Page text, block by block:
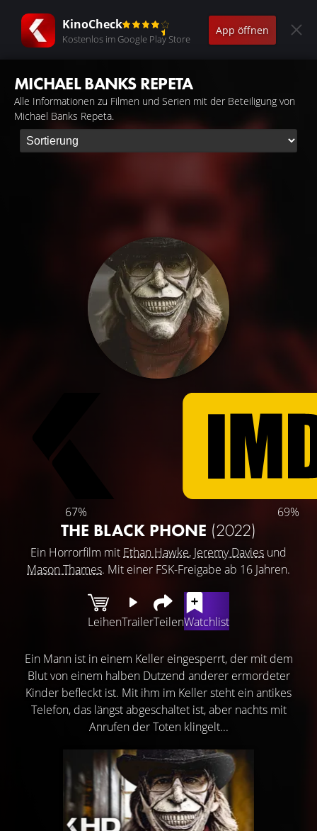
KinoCheck
Kostenlos im Google Play Store
App öffnen
MICHAEL BANKS REPETA
Alle Informationen zu Filmen und Serien mit der Beteiligung von
Michael Banks Repeta.
67% 69%
THE BLACK PHONE (2022)
Ein Horrorfilm mit Ethan Hawke, Jeremy Davies und
Mason Thames. Mit einer FSK-Freigabe ab 16 Jahren.
LeihenTrailerTeilenWatchlist
Ein Mann ist in einem Keller eingesperrt, der mit dem
Blut von einem halben Dutzend anderer ermordeter
Kinder befleckt ist. Mit ihm im Keller steht ein antikes
Telefon, das längst abgeschaltet ist, aber nachts mit
Anrufen der Toten klingelt...